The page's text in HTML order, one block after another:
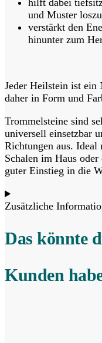
hilft dabei
und Muster
verstärkt den
hinunter zum
Jeder Heilstein ist ein
daher in Form und
Trommelsteine sind
universell einsetzbar
Richtungen aus.
Schalen im Haus
guter Einstieg in die
Zusätzliche
Das könnte
Kunden